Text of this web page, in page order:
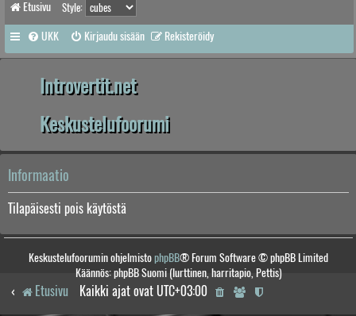
Etusivu Style:
UKK Kirjaudu sisään Rekisteröidy
Introvertit.net
Keskustelufoorumi
Informaatio
Tilapäisesti pois käytöstä
Keskustelufoorumin ohjelmistophpBB® Forum Software © phpBB Limited
Käännös: phpBB Suomi (lurttinen, harritapio, Pettis)
Etusivu Kaikki ajat ovat UTC+03:00